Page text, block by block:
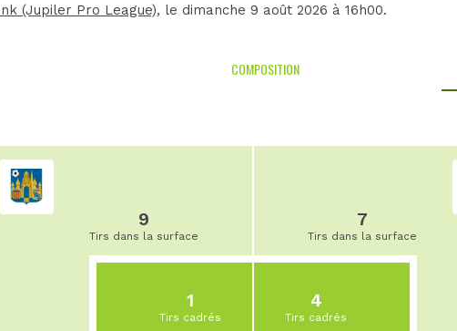
(Jupiler Pro League), le dimanche 9 août 2026 à 16h00.
COMPOSITION
9
Tirs dans la surface
1
Tirs cadrés
7
Tirs dans la surface
4
Tirs cadrés